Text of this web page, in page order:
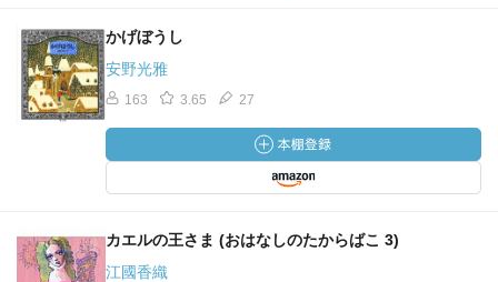
かげぼうし
安野光雅
163 3.65 27
カエルの王さま (おはなしのたからばこ 3)
江國香織